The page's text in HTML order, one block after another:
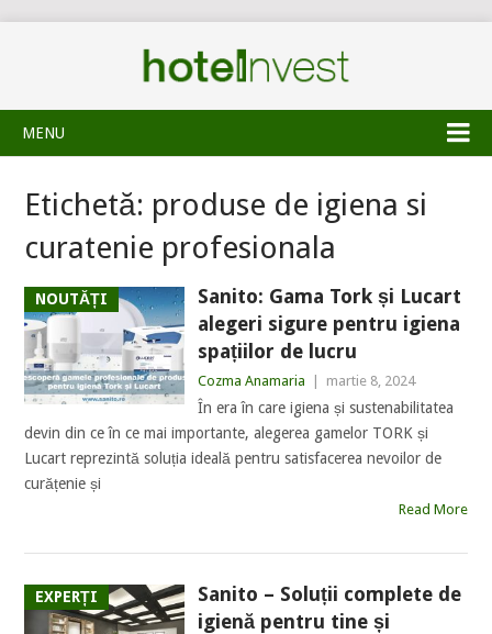
MENU
Etichetă: produse de igiena si
curatenie profesionala
NOUTĂȚI
Sanito: Gama Tork și Lucart
alegeri sigure pentru igiena
spațiilor de lucru
Cozma Anamaria martie 8, 2024
În era în care igiena și sustenabilitatea
devin din ce în ce mai importante, alegerea gamelor TORK și
Lucart reprezintă soluția ideală pentru satisfacerea nevoilor de
curățenie și
Read More
EXPERȚI
Sanito – Soluții complete de
igienă pentru tine și